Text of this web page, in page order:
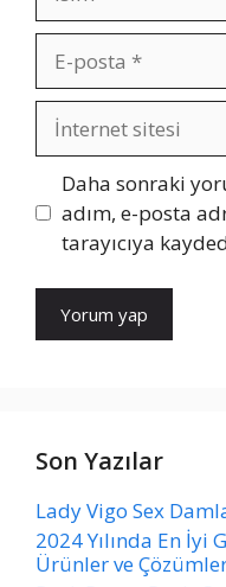
posta
İnternet
sitesi
Daha sonraki
adım, e-posta
tarayıcıya
Son Yazılar
Lady Vigo Sex
2024 Yılında En İyi
Ürünler ve